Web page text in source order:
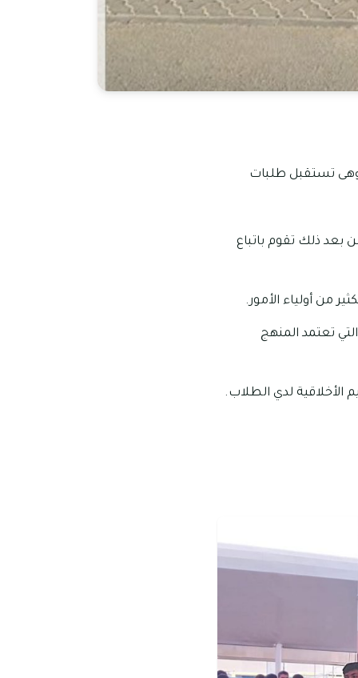
في منطقة تجارية مويلح، وهى تستقبل طلبات
بعد ذلك تقوم باتباع
من أولياء الأمور.
تعتمد المنهج
الأخلاقية لدي الطلاب.